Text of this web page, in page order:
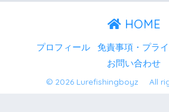
HOME
プロフィール
免責事項・プラ
お問い合わせ
© 2026 Lurefishingboyz All